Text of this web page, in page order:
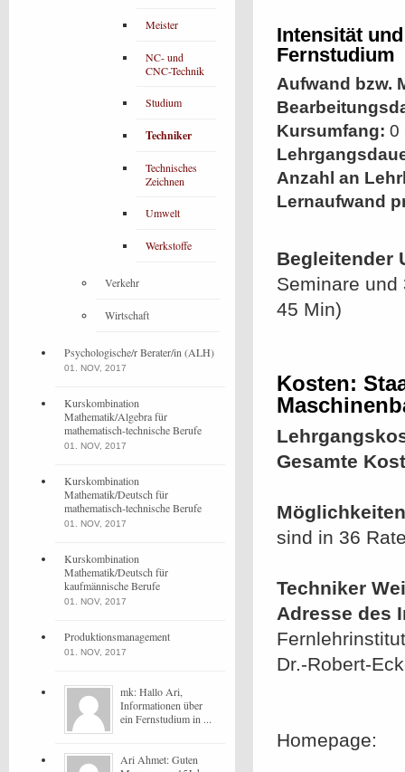
Intensität
Fernstudium
Aufwand bzw.
Kursumfang: 0
Anzahl an
Lernaufwand
Begleitender
Seminare
45 Min)
Kosten:
Gesamte
sind in 36
Techniker
Adresse des
Dr.-Robert-
Homepage:
Meister
NC- und
CNC-Technik
Studium
Techniker
Technisches
Zeichnen
Umwelt
Werkstoffe
Verkehr
Wirtschaft
Psychologische/r Berater/in (ALH)
01. NOV, 2017
Kurskombination
Mathematik/Algebra für
mathematisch-technische Berufe
01. NOV, 2017
Kurskombination
Mathematik/Deutsch für
mathematisch-technische Berufe
01. NOV, 2017
Kurskombination
Mathematik/Deutsch für
kaufmännische Berufe
01. NOV, 2017
Produktionsmanagement
01. NOV, 2017
mk: Hallo Ari,
Informationen über
ein Fernstudium in ...
Ari Ahmet: Guten